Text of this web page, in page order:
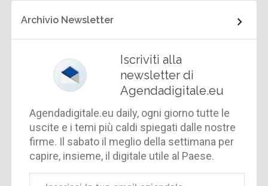
Archivio Newsletter
Iscriviti alla
newsletter di
Agendadigitale.eu
Agendadigitale.eu daily, ogni giorno tutte le
uscite e i temi più caldi spiegati dalle nostre
firme. Il sabato il meglio della settimana per
capire, insieme, il digitale utile al Paese.